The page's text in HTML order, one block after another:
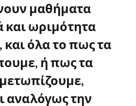
μαθήματα
και ωριμότητα
και όλα το πως τα
ή πως τα
αναλόγως την